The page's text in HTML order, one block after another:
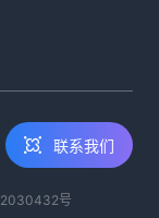
号
联系我们